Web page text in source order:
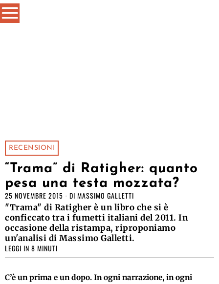
RECENSIONI
“Trama” di Ratigher: quanto
pesa una testa mozzata?
25 NOVEMBRE 2015 DI MASSIMO GALLETTI
"Trama" di Ratigher è un libro che si è
conficcato tra i fumetti italiani del 2011. In
occasione della ristampa, riproponiamo
un'analisi di Massimo Galletti.
LEGGI IN 8 MINUTI
C’è un prima e un dopo. In ogni narrazione, in ogni